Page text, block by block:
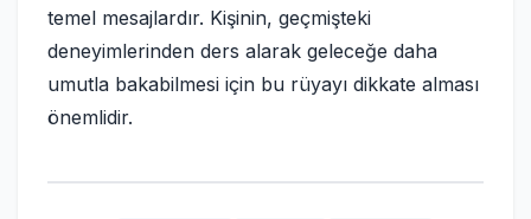
temel mesajlardır. Kişinin, geçmişteki
deneyimlerinden ders alarak geleceğe daha
umutla bakabilmesi için bu rüyayı dikkate alması
önemlidir.